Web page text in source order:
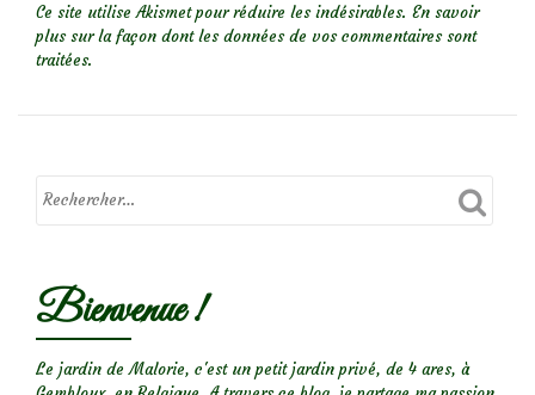
Ce site utilise Akismet pour réduire les indésirables. En savoir
plus sur la façon dont les données de vos commentaires sont
traitées.
Bienvenue !
Le jardin de Malorie, c'est un petit jardin privé, de 4 ares, à